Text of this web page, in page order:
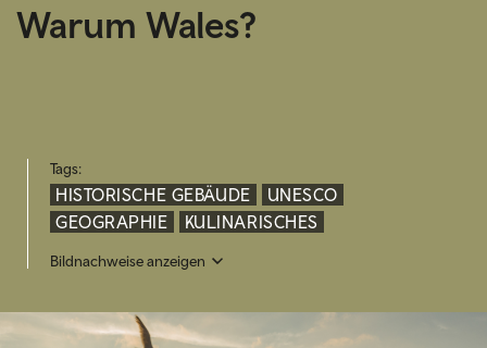
Warum Wales?
Tags:
HISTORISCHE GEBÄUDE
UNESCO
GEOGRAPHIE
KULINARISCHES
Bildnachweise anzeigen